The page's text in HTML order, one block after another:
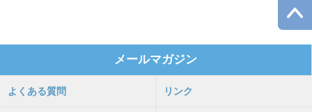
メールマガジン
よくある質問 リンク